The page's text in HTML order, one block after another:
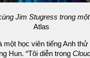
Jim Stugress trong
Atlas
một học viên tiếng Anh
Hun. “Tôi diễn trong